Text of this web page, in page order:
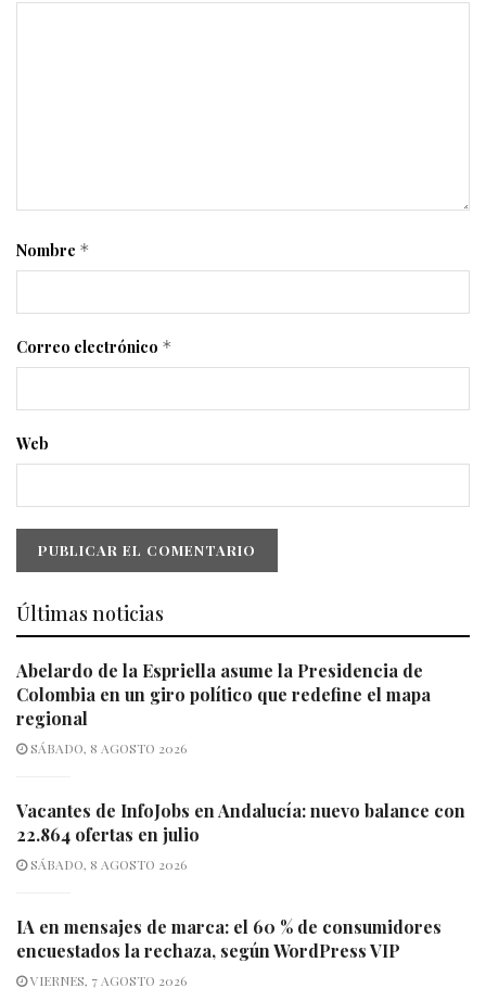
Nombre *
Correo electrónico *
Web
Últimas noticias
Abelardo de la Espriella asume la Presidencia de
Colombia en un giro político que redefine el mapa
regional
SÁBADO, 8 AGOSTO 2026
Vacantes de InfoJobs en Andalucía: nuevo balance con
22.864 ofertas en julio
SÁBADO, 8 AGOSTO 2026
IA en mensajes de marca: el 60 % de consumidores
encuestados la rechaza, según WordPress VIP
VIERNES, 7 AGOSTO 2026